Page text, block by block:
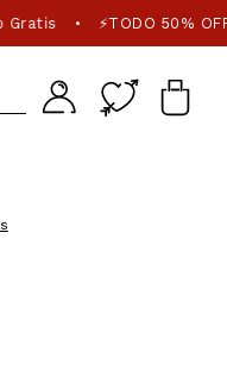
Gratis • ⚡TODO 50%